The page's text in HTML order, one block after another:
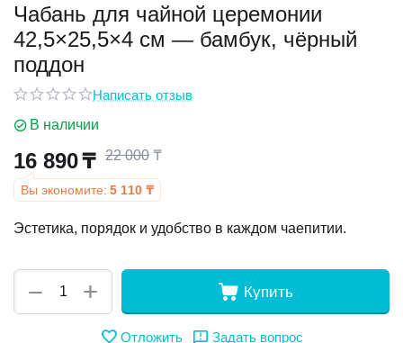
Чабань для чайной церемонии
42,5×25,5×4 см — бамбук, чёрный
поддон
Написать отзыв
В наличии
16 890₸ 22 000 ₸
Вы экономите: 5 110 ₸
Эстетика, порядок и удобство в каждом чаепитии.
+
− Купить
Отложить Задать вопрос